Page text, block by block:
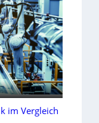
im Vergleich